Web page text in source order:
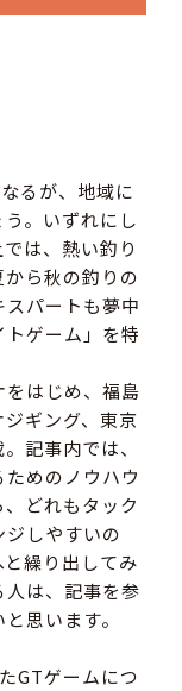
るが、地域に
。いずれにし
は、熱い釣り
ら秋の釣りの
パートも夢中
ゲーム」を特
はじめ、福島
ギング、東京
記事内では、
めのノウハウ
どれもタック
しやすいの
繰り出してみ
は、記事を参
思います。
GTゲームにつ